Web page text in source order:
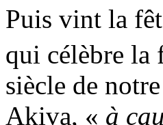
Puis vint la
qui célèbre la
siècle de
Akiva, « à